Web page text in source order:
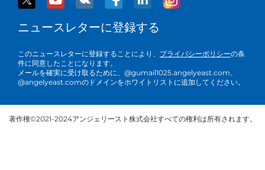
ニュースレターに登録する
このニュースレターに登録することにより、 プライバシーポリシーの条
件に同意したことになります。
メールを確実に受け取るために、@gumail1025.angelyeast.com、
@angelyeast.comのドメインをホワイトリストに追加してください。
著作権©2021-2024アンジェリースト株式会社すべての権利は所有されます。